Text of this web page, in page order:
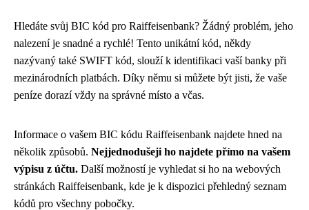
Hledáte svůj BIC kód pro Raiffeisenbank? Žádný problém, jeho
nalezení je snadné a rychlé! Tento unikátní kód, někdy
nazývaný také SWIFT kód, slouží k identifikaci vaší banky při
mezinárodních platbách. Díky němu si můžete být jisti, že vaše
peníze dorazí vždy na správné místo a včas.
Informace o vašem BIC kódu Raiffeisenbank najdete hned na
několik způsobů. Nejjednodušeji ho najdete přímo na vašem
výpisu z účtu. Další možností je vyhledat si ho na webových
stránkách Raiffeisenbank, kde je k dispozici přehledný seznam
kódů pro všechny pobočky.